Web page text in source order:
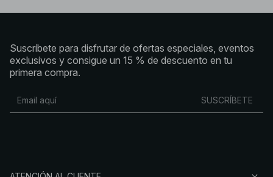
Suscríbete para disfrutar de ofertas especiales, eventos
exclusivos y consigue un 15 % de descuento en tu
primera compra.
SUSCRÍBETE